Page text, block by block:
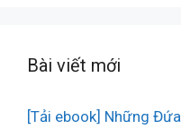
Bài viết mới
[Tải ebook] Những